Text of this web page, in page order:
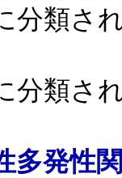
類さ
類さ
発性